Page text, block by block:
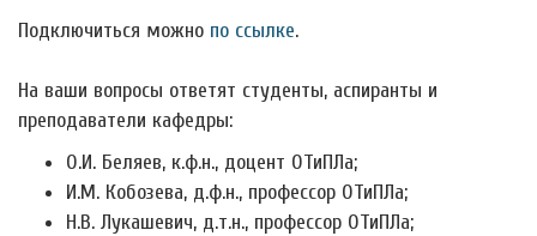
Подключиться можно по ссылке.
На ваши вопросы ответят студенты, аспиранты и
преподаватели кафедры:
О.И. Беляев, к.ф.н., доцент ОТиПЛа;
И.М. Кобозева, д.ф.н., профессор ОТиПЛа;
Н.В. Лукашевич, д.т.н., профессор ОТиПЛа;